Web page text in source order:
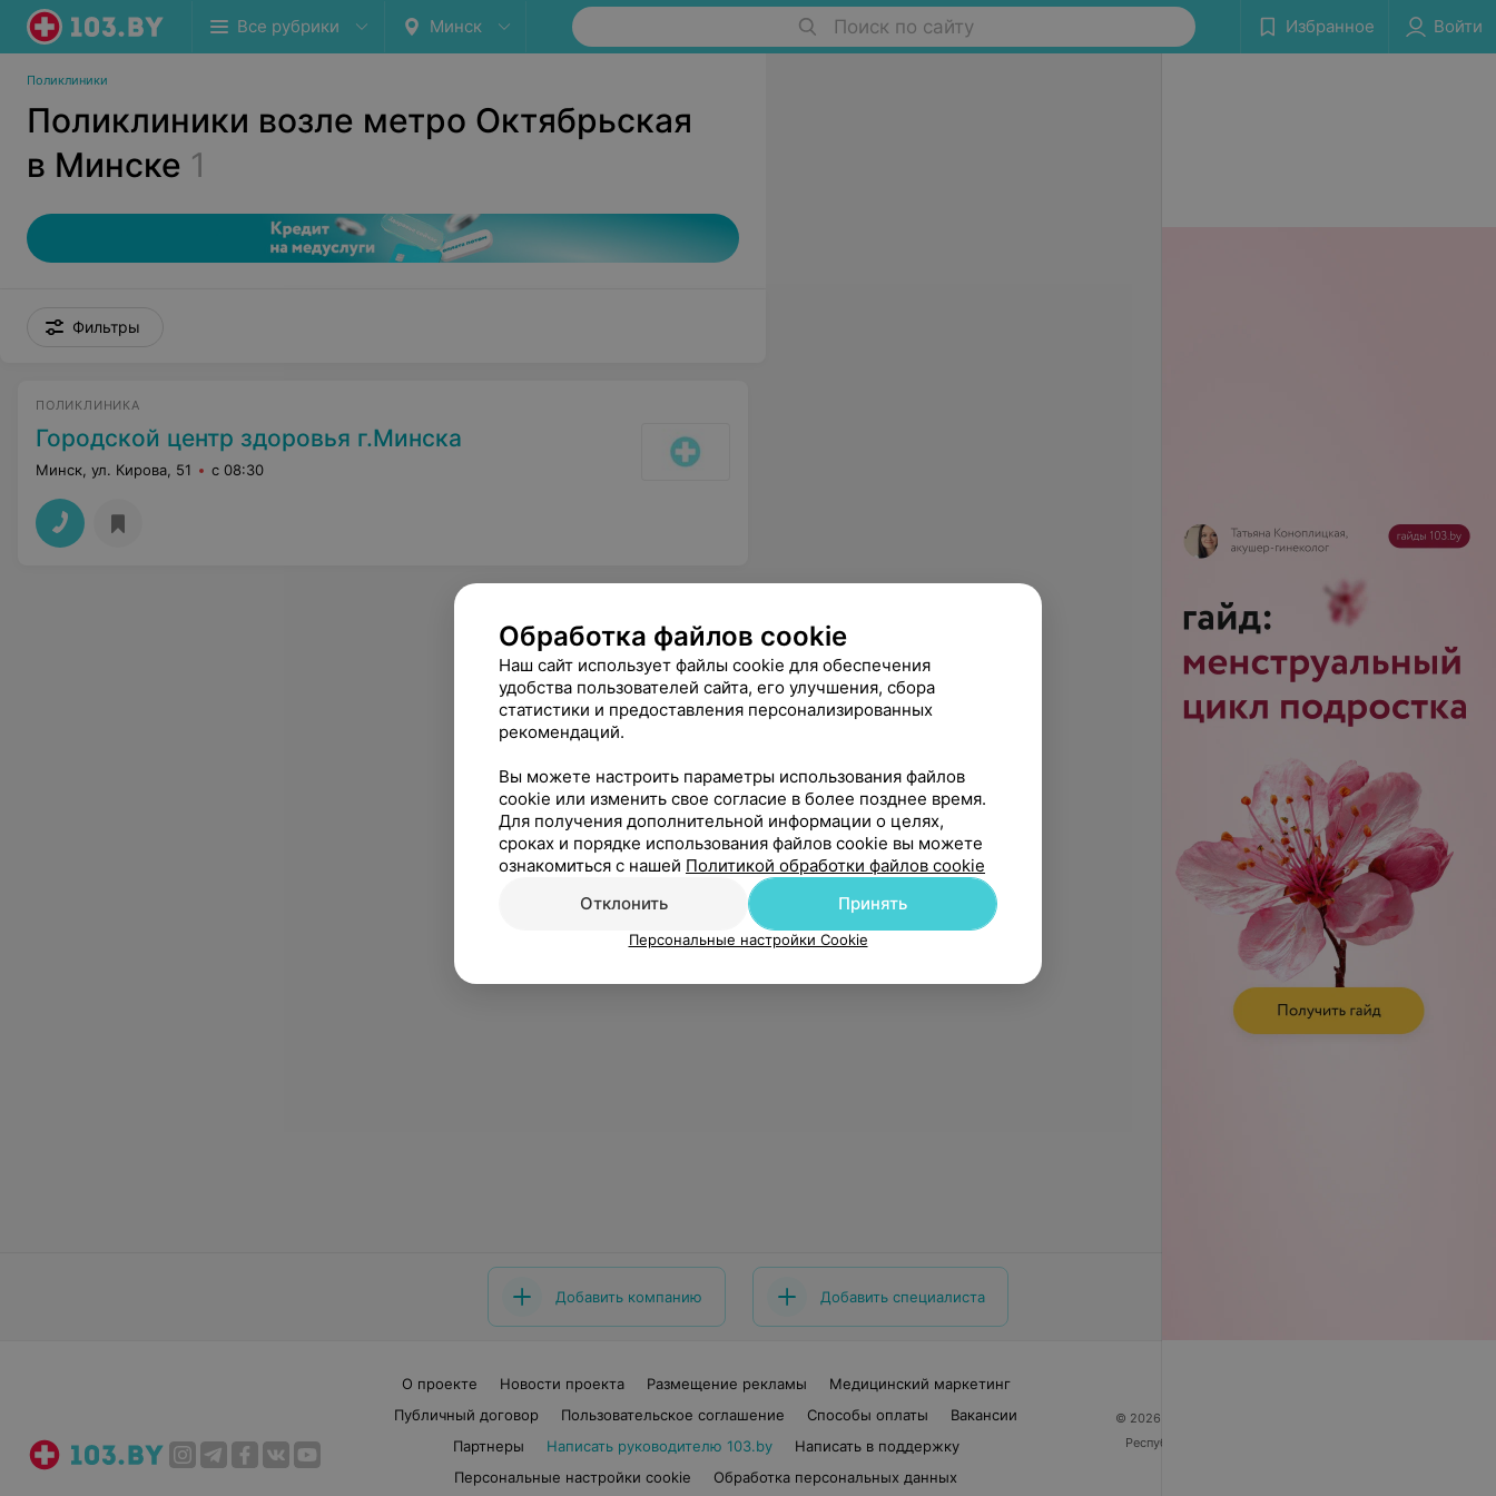
Все рубрики Минск Поиск по сайту Избранное Войти
Поликлиники
Поликлиники возле метро Октябрьская
в Минске 1
Фильтры
ПОЛИКЛИНИКА
Городской центр здоровья г.Минска
Минск, ул. Кирова, 51 с 08:30
Добавить компанию Добавить специалиста
О проекте Новости проекта Размещение рекламы
Медицинский маркетинг
Публичный договор
Пользовательское соглашение Способы оплаты
Вакансии
Партнеры
Написать руководителю 103.by
Написать в поддержку
Персональные настройки cookie
Обработка персональных данных
© 2026 ООО «Артокс Лаб», УНП 191700409
Республика Беларусь, г. Минск, улица Толбухина, 2,
Обработка файлов cookie
Наш сайт использует файлы cookie для обеспечения
удобства пользователей сайта, его улучшения, сбора
статистики и предоставления персонализированных
рекомендаций.
Вы можете настроить параметры использования файлов
cookie или изменить свое согласие в более позднее время.
Для получения дополнительной информации о целях,
сроках и порядке использования файлов cookie вы можете
ознакомиться с нашей Политикой обработки файлов cookie
Отклонить
Принять
Персональные настройки Cookie